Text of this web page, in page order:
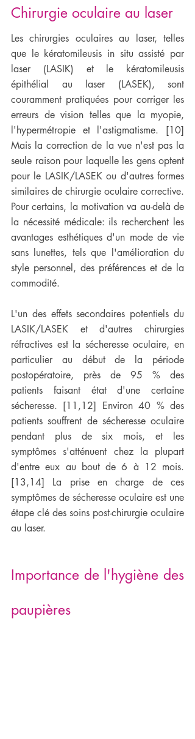
Chirurgie oculaire au laser
Les chirurgies oculaires au laser, telles
que le kératomileusis in situ assisté par
laser (LASIK) et le kératomileusis
épithélial au laser (LASEK), sont
couramment pratiquées pour corriger les
erreurs de vision telles que la myopie,
l'hypermétropie et l'astigmatisme. [10]
Mais la correction de la vue n'est pas la
seule raison pour laquelle les gens optent
pour le LASIK/LASEK ou d'autres formes
similaires de chirurgie oculaire corrective.
Pour certains, la motivation va au-delà de
la nécessité médicale: ils recherchent les
avantages esthétiques d'un mode de vie
sans lunettes, tels que l'amélioration du
style personnel, des préférences et de la
commodité.
L'un des effets secondaires potentiels du
LASIK/LASEK et d'autres chirurgies
réfractives est la sécheresse oculaire, en
particulier au début de la période
postopératoire, près de 95 % des
patients faisant état d'une certaine
sécheresse. [11,12] Environ 40 % des
patients souffrent de sécheresse oculaire
pendant plus de six mois, et les
symptômes s'atténuent chez la plupart
d'entre eux au bout de 6 à 12 mois.
[13,14] La prise en charge de ces
symptômes de sécheresse oculaire est une
étape clé des soins post-chirurgie oculaire
au laser.
Importance de l'hygiène des
paupières